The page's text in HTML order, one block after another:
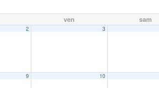
ven sam
2 3
9 10